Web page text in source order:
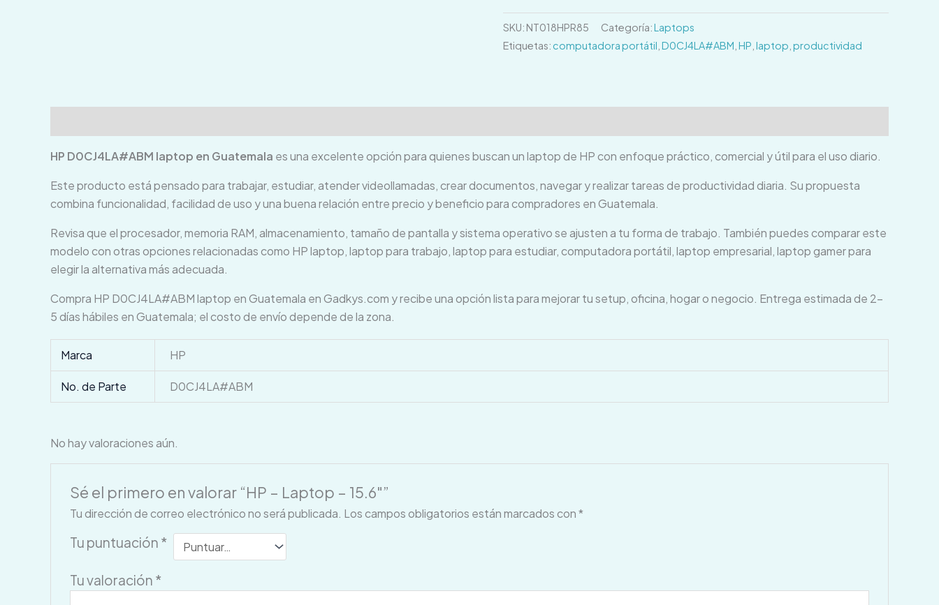
SKU: NT018HPR85 Categoría:Laptops
Etiquetas: computadora portátil D0CJ4LA#ABM HP laptop productividad
HP D0CJ4LA#ABM laptop en Guatemala es una excelente opción para quienes buscan un laptop de HP con enfoque práctico, comercial y útil para el uso diario.
Este producto está pensado para trabajar, estudiar, atender videollamadas, crear documentos, navegar y realizar tareas de productividad diaria. Su propuesta
combina funcionalidad, facilidad de uso y una buena relación entre precio y beneficio para compradores en Guatemala.
Revisa que el procesador, memoria RAM, almacenamiento, tamaño de pantalla y sistema operativo se ajusten a tu forma de trabajo. También puedes comparar este
modelo con otras opciones relacionadas como HP laptop, laptop para trabajo, laptop para estudiar, computadora portátil, laptop empresarial, laptop gamer para
elegir la alternativa más adecuada.
Compra HP D0CJ4LA#ABM laptop en Guatemala en Gadkys.com y recibe una opción lista para mejorar tu setup, oficina, hogar o negocio. Entrega estimada de 2–
5 días hábiles en Guatemala; el costo de envío depende de la zona.
Marca HP
No. de Parte D0CJ4LA#ABM
No hay valoraciones aún.
Sé el primero en valorar “HP – Laptop – 15.6″”
Tu dirección de correo electrónico no será publicada. Los campos obligatorios están marcados con*
Tu puntuación *
Tu valoración *